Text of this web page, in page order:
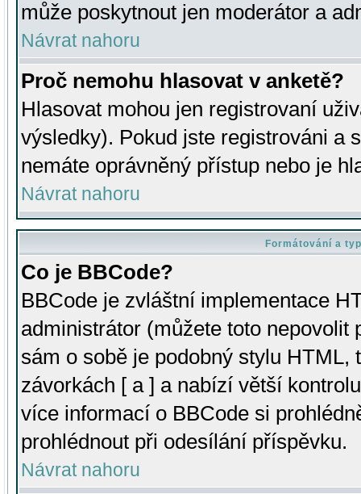
může poskytnout jen moderátor a
Návrat nahoru
Proč nemohu hlasovat v anketě?
Hlasovat mohou jen registrovaní
výsledky). Pokud jste registrováni a
nemáte oprávněný přístup nebo je
Návrat nahoru
Formátování a
Co je BBCode?
BBCode je zvláštní implementace
administrátor (můžete toto
sám o sobě je podobný stylu HTML,
závorkách [ a ] a nabízí větší
více informací o BBCode si
prohlédnout při odesílání příspěvku.
Návrat nahoru